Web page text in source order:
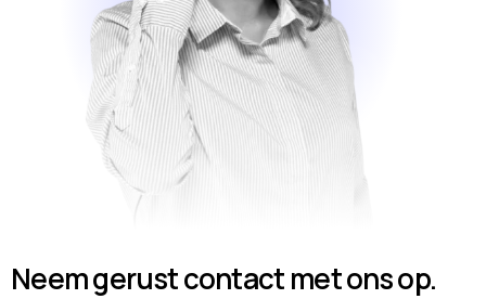
Neem gerust contact met ons op.